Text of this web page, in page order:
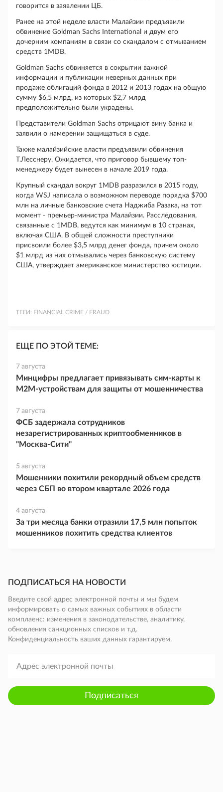
говорится в заявлении ЦБ.
Ранее на этой неделе власти Малайзии предъявили
обвинение Goldman Sachs International и двум его
дочерним компаниям в связи со скандалом с отмыванием
средств 1MDB.
Goldman Sachs обвиняется в сокрытии важной
информации и публикации неверных данных при
продаже облигаций фонда в 2012 и 2013 годах на общую
сумму $6,5 млрд, из которых $2,7 млрд
предположительно были украдены.
Представители Goldman Sachs отрицают вину банка и
заявили о намерении защищаться в суде.
Также малайзийские власти предъявили обвинения
Т.Лесснеру. Ожидается, что приговор бывшему топ-
менеджеру будет вынесен в начале 2019 года.
Крупный скандал вокруг 1MDB разразился в 2015 году,
когда WSJ написала о возможном переводе порядка $700
млн на личные банковские счета Наджиба Разака, на тот
момент - премьер-министра Малайзии. Расследования,
связанные с 1MDB, ведутся как минимум в 10 странах,
включая США. В общей сложности преступники
присвоили более $3,5 млрд денег фонда, причем около
$1 млрд из них отмывались через банковскую систему
США, утверждает американское министерство юстиции.
ТЕГИ: FINANCIAL CRIME / FRAUD
ЕЩЕ ПО ЭТОЙ ТЕМЕ:
7 августа
Минцифры предлагает привязывать сим-карты к
M2M-устройствам для защиты от мошенничества
7 августа
ФСБ задержала сотрудников
незарегистрированных криптообменников в
"Москва-Сити"
5 августа
Мошенники похитили рекордный объем средств
через СБП во втором квартале 2026 года
4 августа
За три месяца банки отразили 17,5 млн попыток
мошенников похитить средства клиентов
ПОДПИСАТЬСЯ НА НОВОСТИ
Введите свой адрес электронной почты и мы будем
информировать о самых важных событиях в области
комплаенс: изменения в законодательстве, аналитику,
обновления санкционных списков и т.д.
Конфиденциальность ваших данных гарантируем.
Подписаться